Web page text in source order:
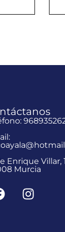
Enrique Villar,
Murcia